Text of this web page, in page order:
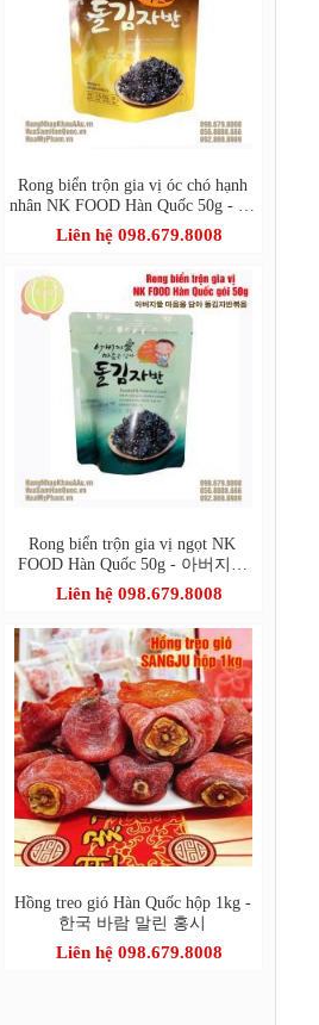
Rong biển trộn gia vị óc chó hạnh
nhân NK FOOD Hàn Quốc 50g - 아
버지 마음을 담아 호두아몬드 돌
김자반 볶음
Liên hệ 098.679.8008
Rong biển trộn gia vị ngọt NK
FOOD Hàn Quốc 50g - 아버지愛
마음을 담아 돌김자반볶음
Liên hệ 098.679.8008
Hồng treo gió Hàn Quốc hộp 1kg -
한국 바람 말린 홍시
Liên hệ 098.679.8008